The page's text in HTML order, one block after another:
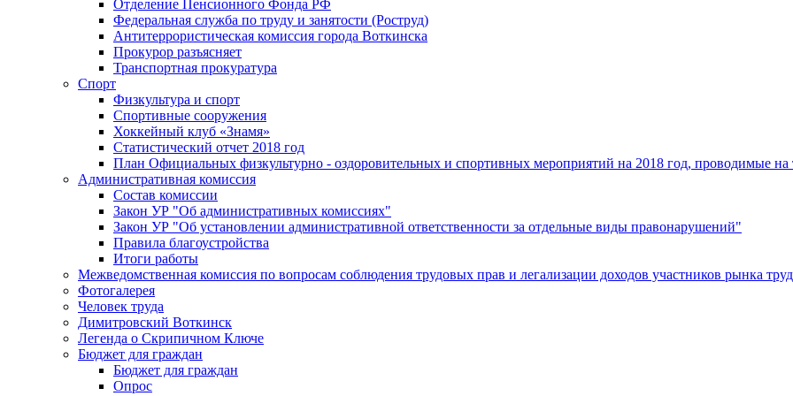
Отделение Пенсионного Фонда РФ
Федеральная служба по труду и занятости (Роструд)
Антитеррористическая комиссия города Воткинска
Прокурор разъясняет
Транспортная прокуратура
Спорт
Физкультура и спорт
Спортивные сооружения
Хоккейный клуб «Знамя»
Статистический отчет 2018 год
План Официальных физкультурно - оздоровительных и спортивных мероприятий на 2018 год, проводимые
Административная комиссия
Состав комиссии
Закон УР "Об административных комиссиях"
Закон УР "Об установлении административной ответственности за отдельные виды правонарушений"
Правила благоустройства
Итоги работы
Межведомственная комиссия по вопросам соблюдения трудовых прав и легализации доходов участников рынка
Фотогалерея
Человек труда
Димитровский Воткинск
Легенда о Скрипичном Ключе
Бюджет для граждан
Бюджет для граждан
Опрос